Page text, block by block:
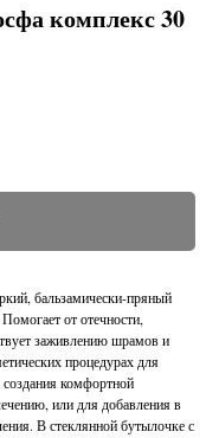
комплекс 30
бальзамически-пряный
от отечности,
заживлению шрамов и
процедурах для
комфортной
или для добавления в
В стеклянной бутылочке с